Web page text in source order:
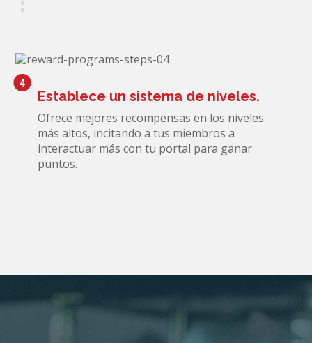
4
Establece un sistema de niveles.
Ofrece mejores recompensas en los niveles
más altos, incitando a tus miembros a
interactuar más con tu portal para ganar
puntos.